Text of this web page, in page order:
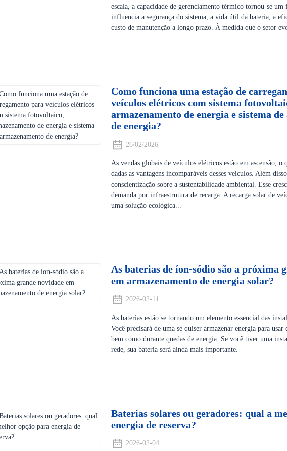
escala, a capacidade de gerenciamento térmico tornou-se
influencia a segurança do sistema, a vida útil da bateria, a
custo de manutenção a longo prazo. À medida que o setor
Como funciona uma estação de
veículos elétricos com sistema
armazenamento de energia e sistema
de energia?
26/02/2026
As vendas globais de veículos elétricos estão em ascensão, o
dadas as vantagens incomparáveis ​​desses veículos. Além
conscientização sobre a sustentabilidade ambiental. Esse
demanda por infraestrutura de recarga. A recarga solar de
uma solução ecológica...
As baterias de íon-sódio são a próxima
em armazenamento de energia solar?
2026-02-11
As baterias estão se tornando um elemento essencial das
Você precisará de uma se quiser armazenar energia para usar
bem como durante quedas de energia. Se você tiver uma
rede, sua bateria será ainda mais importante.
Baterias solares ou geradores: qual a
energia de reserva?
2026-02-04